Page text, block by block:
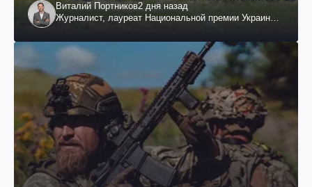
Виталий Портников2 дня назад
Журналист, лауреат Национальной премии Украины